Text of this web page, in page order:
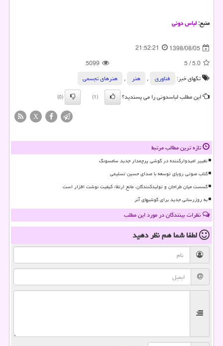
منبع:لباس دونی
1398/08/05
21:52:21
5.0
/
5
5099
تگهای خبر:
فناوری , هنر ,
هنرهای تجسمی
این مطلب لباسدونی را می پسندید؟
(1)
(0)
X
تازه ترین مطالب مرتبط
تغییر امیدوارکننده در گوشی پرچمدار جدید سامسونگ
کتاب صوتی رویای توسعه با صدای حسین تسلیمی
گسست میان طراحان و تولیدکنندگان، مانع ارتقاء کیفیت نوشت افزار است
به روزرسانی جدید برای گوشیهای آنر
نظرات بینندگان در مورد این مطلب
لطفا شما همنظر دهید